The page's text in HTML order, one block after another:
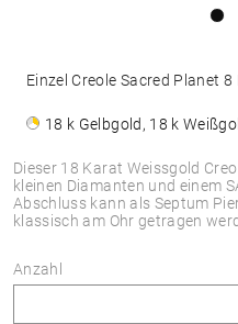
Dieser 18 Karat Weissgold
kleinen Diamanten und einem
Abschluss kann als Septum
klassisch am Ohr getragen
Einzel Creole Sacred Planet 8
18 k Gelbgold, 18 k
Anzahl